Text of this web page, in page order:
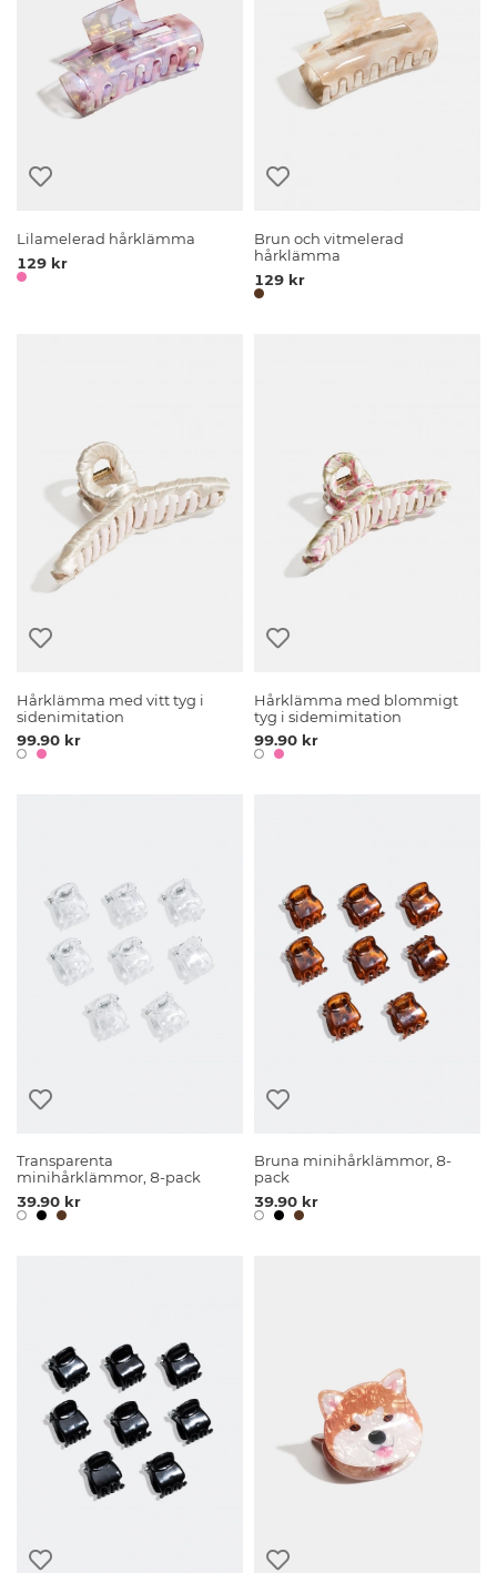
Lilamelerad hårklämma
129 kr
Brun och vitmelerad
hårklämma
129 kr
Hårklämma med vitt tyg i
sidenimitation
99.90 kr
Hårklämma med blommigt
tyg i sidemimitation
99.90 kr
Transparenta
minihårklämmor, 8-pack
39.90 kr
Bruna minihårklämmor, 8-
pack
39.90 kr